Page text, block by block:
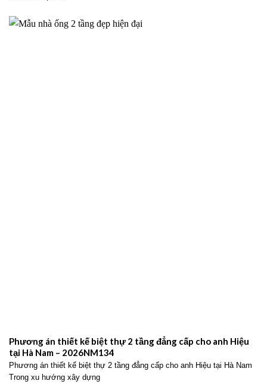
Phương án thiết kế biệt thự 2 tầng đẳng cấp cho anh Hiệu
tại Hà Nam – 2026NM134
Phương án thiết kế biệt thự 2 tầng đẳng cấp cho anh Hiệu tại Hà Nam
Trong xu hướng xây dựng